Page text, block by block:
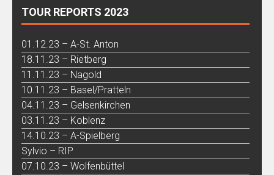
TOUR REPORTS 2023
01.12.23 – A-St. Anton
18.11.23 – Rietberg
11.11.23 – Nagold
10.11.23 – Basel/Pratteln
04.11.23 – Gelsenkirchen
03.11.23 – Koblenz
14.10.23 – A-Spielberg
Sylvio – RIP
07.10.23 – Wolfenbüttel